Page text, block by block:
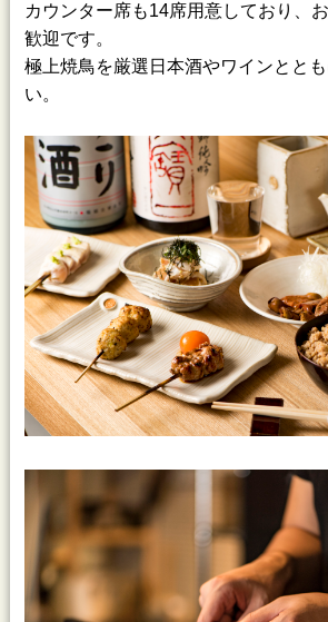
カウンター席も14席用意しており、
歓迎です。
極上焼鳥を厳選日本酒やワインとと
い。